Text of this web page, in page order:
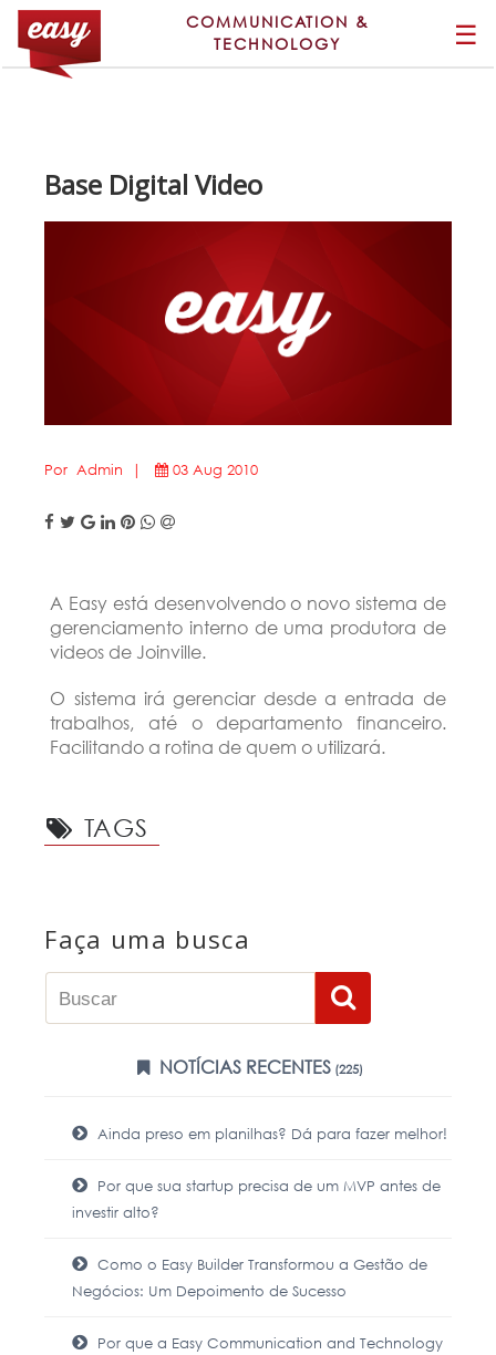
COMMUNICATION &
TECHNOLOGY
☰
Base Digital Video
Por Admin | 03 Aug 2010
A Easy está desenvolvendo o novo sistema de
gerenciamento interno de uma produtora de
videos de Joinville.
O sistema irá gerenciar desde a entrada de
trabalhos, até o departamento financeiro.
Facilitando a rotina de quem o utilizará.
TAGS
Faça uma busca
NOTÍCIAS RECENTES(225)
Ainda preso em planilhas? Dá para fazer melhor!
Por que sua startup precisa de um MVP antes de
investir alto?
Como o Easy Builder Transformou a Gestão de
Negócios: Um Depoimento de Sucesso
Por que a Easy Communication and Technology